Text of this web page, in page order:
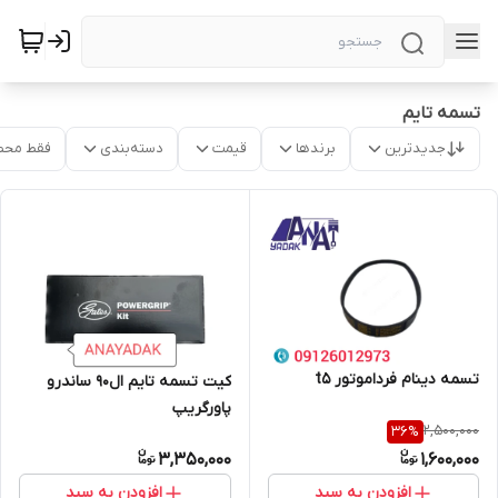
تسمه تایم
جدیدترین برندها قیمت دسته‌بندی فقط
تسمه دینام فرداموتور t5
2,500,000
36%
1,600,000
افزودن به سبد
کیت تسمه تایم ال۹۰ ساندرو
پاورگریپ
3,350,000
افزودن به سبد